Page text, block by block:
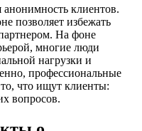
клиентов.
позволяет избежать
На фоне
многие люди
нагрузки и
профессиональные
что ищут клиенты:
вопросов.